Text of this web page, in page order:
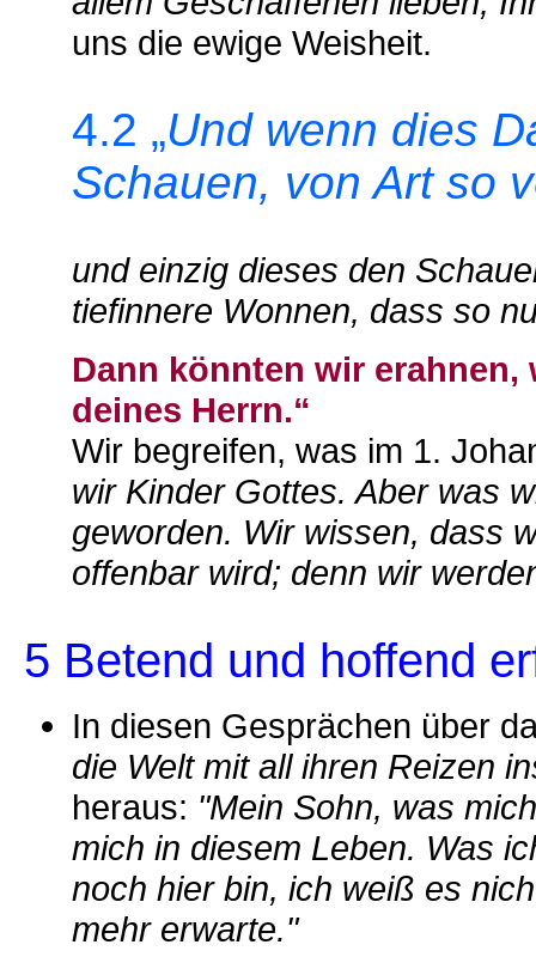
uns die ewige Weisheit.
4.2 „Und wenn dies
Schauen, von Art so
und einzig dieses den
tiefinnere Wonnen, dass so
Dann könnten wir erahnen,
deines Herrn.“
Wir begreifen, was im 1.
wir Kinder Gottes. Aber was
geworden. Wir wissen, dass
offenbar wird; denn wir
5 Betend und hoffend
In diesen Gesprächen über
die Welt mit all ihren Reizen
heraus: "Mein Sohn, was
mich in diesem Leben. Was
noch hier bin, ich weiß es
mehr erwarte."